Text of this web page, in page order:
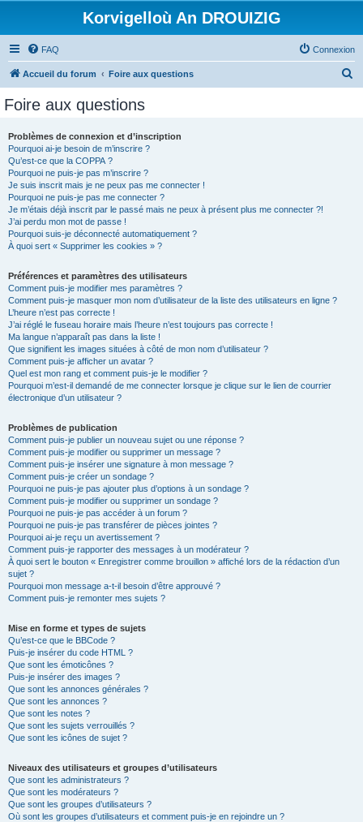
Korvigelloù An DROUIZIG
FAQ Connexion
Accueil du forum Foire aux questions
Foire aux questions
Problèmes de connexion et d’inscription
Pourquoi ai-je besoin de m’inscrire ?
Qu’est-ce que la COPPA ?
Pourquoi ne puis-je pas m’inscrire ?
Je suis inscrit mais je ne peux pas me connecter !
Pourquoi ne puis-je pas me connecter ?
Je m’étais déjà inscrit par le passé mais ne peux à présent plus me connecter ?!
J’ai perdu mon mot de passe !
Pourquoi suis-je déconnecté automatiquement ?
À quoi sert « Supprimer les cookies » ?
Préférences et paramètres des utilisateurs
Comment puis-je modifier mes paramètres ?
Comment puis-je masquer mon nom d’utilisateur de la liste des utilisateurs en ligne ?
L’heure n’est pas correcte !
J’ai réglé le fuseau horaire mais l’heure n’est toujours pas correcte !
Ma langue n’apparaît pas dans la liste !
Que signifient les images situées à côté de mon nom d’utilisateur ?
Comment puis-je afficher un avatar ?
Quel est mon rang et comment puis-je le modifier ?
Pourquoi m’est-il demandé de me connecter lorsque je clique sur le lien de courrier
électronique d’un utilisateur ?
Problèmes de publication
Comment puis-je publier un nouveau sujet ou une réponse ?
Comment puis-je modifier ou supprimer un message ?
Comment puis-je insérer une signature à mon message ?
Comment puis-je créer un sondage ?
Pourquoi ne puis-je pas ajouter plus d’options à un sondage ?
Comment puis-je modifier ou supprimer un sondage ?
Pourquoi ne puis-je pas accéder à un forum ?
Pourquoi ne puis-je pas transférer de pièces jointes ?
Pourquoi ai-je reçu un avertissement ?
Comment puis-je rapporter des messages à un modérateur ?
À quoi sert le bouton « Enregistrer comme brouillon » affiché lors de la rédaction d’un
sujet ?
Pourquoi mon message a-t-il besoin d’être approuvé ?
Comment puis-je remonter mes sujets ?
Mise en forme et types de sujets
Qu’est-ce que le BBCode ?
Puis-je insérer du code HTML ?
Que sont les émoticônes ?
Puis-je insérer des images ?
Que sont les annonces générales ?
Que sont les annonces ?
Que sont les notes ?
Que sont les sujets verrouillés ?
Que sont les icônes de sujet ?
Niveaux des utilisateurs et groupes d’utilisateurs
Que sont les administrateurs ?
Que sont les modérateurs ?
Que sont les groupes d’utilisateurs ?
Où sont les groupes d’utilisateurs et comment puis-je en rejoindre un ?